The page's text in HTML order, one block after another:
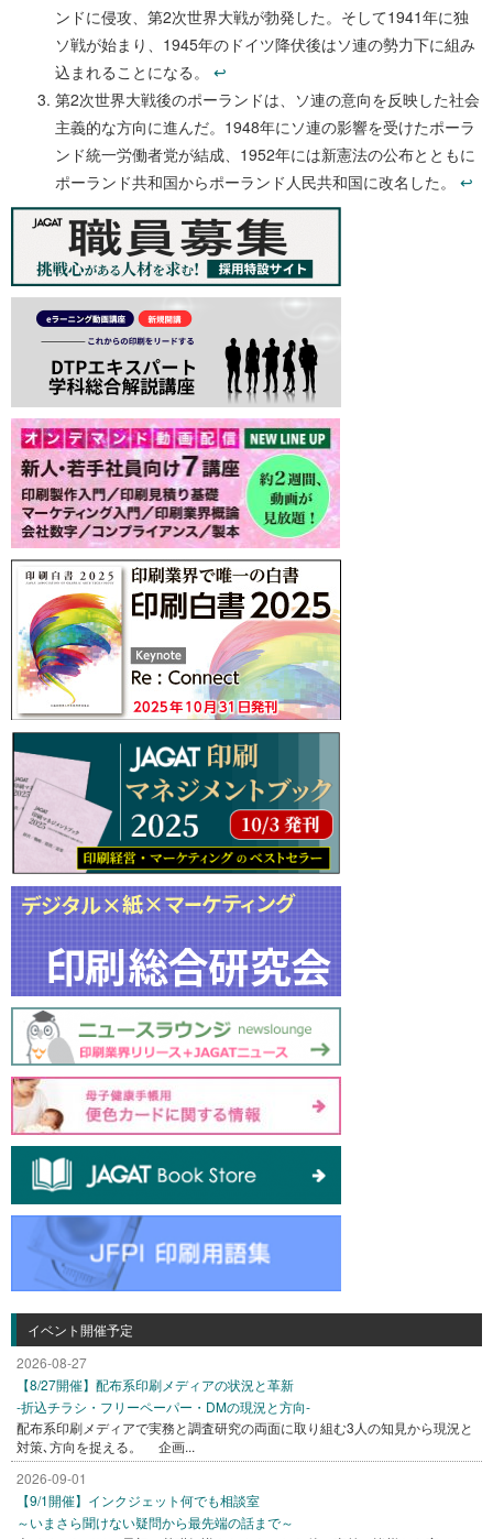
ンドに侵攻、第2次世界大戦が勃発した。そして1941年に独
ソ戦が始まり、1945年のドイツ降伏後はソ連の勢力下に組み
込まれることになる。 ↩︎
第2次世界大戦後のポーランドは、ソ連の意向を反映した社会
主義的な方向に進んだ。1948年にソ連の影響を受けたポーラ
ンド統一労働者党が結成、1952年には新憲法の公布とともに
ポーランド共和国からポーランド人民共和国に改名した。 ↩︎
イベント開催予定
2026-08-27
【8/27開催】配布系印刷メディアの状況と革新
-折込チラシ・フリーペーパー・DMの現況と方向-
配布系印刷メディアで実務と調査研究の両面に取り組む3人の知見から現況と
対策､方向を捉える。 企画...
2026-09-01
【9/1開催】インクジェット何でも相談室
～いまさら聞けない疑問から最先端の話まで～